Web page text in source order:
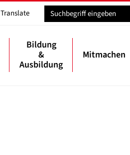
Translate
Bildung
&
Ausbildung
Mitmachen